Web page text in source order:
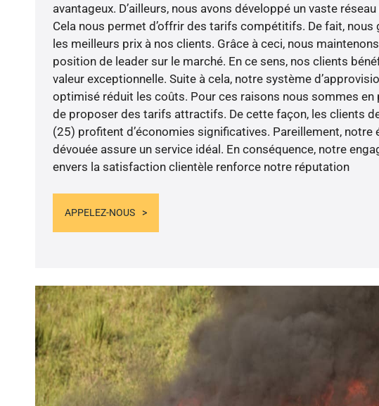
avantageux. D’ailleurs, nous avons développé un vaste
Cela nous permet d’offrir des tarifs compétitifs. De fait, nous
les meilleurs prix à nos clients. Grâce à ceci, nous
position de leader sur le marché. En ce sens, nos clients
valeur exceptionnelle. Suite à cela, notre système
optimisé réduit les coûts. Pour ces raisons nous sommes
de proposer des tarifs attractifs. De cette façon, les clients
(25) profitent d’économies significatives. Pareillement, notre
dévouée assure un service idéal. En conséquence, notre
envers la satisfaction clientèle renforce notre réputation
APPELEZ-NOUS